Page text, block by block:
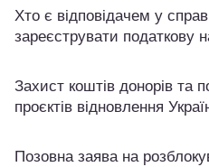
Хто є відповідачем у
зареєструвати податкову
Захист коштів донорів та
проєктів відновлення
Позовна заява на